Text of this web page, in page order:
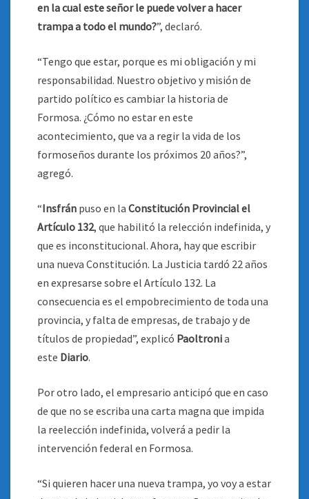
en la cual este señor le puede volver a hacer
trampa a todo el mundo?”, declaró.
“Tengo que estar, porque es mi obligación y mi
responsabilidad. Nuestro objetivo y misión de
partido político es cambiar la historia de
Formosa. ¿Cómo no estar en este
acontecimiento, que va a regir la vida de los
formoseños durante los próximos 20 años?”,
agregó.
“Insfrán puso en la Constitución Provincial el
Artículo 132, que habilitó la relección indefinida, y
que es inconstitucional. Ahora, hay que escribir
una nueva Constitución. La Justicia tardó 22 años
en expresarse sobre el Artículo 132. La
consecuencia es el empobrecimiento de toda una
provincia, y falta de empresas, de trabajo y de
títulos de propiedad”, explicó Paoltronia
este Diario.
Por otro lado, el empresario anticipó que en caso
de que no se escriba una carta magna que impida
la reelección indefinida, volverá a pedir la
intervención federal en Formosa.
“Si quieren hacer una nueva trampa, yo voy a estar